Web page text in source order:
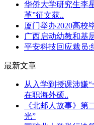
华侨大学研究生李
革”征文获..
厦门举办2020高校
广西启动幼教和基
平安科技回应裁员:
最新文章
从入学到授课涉嫌
在职海外硕..
《北邮人故事》第
光”